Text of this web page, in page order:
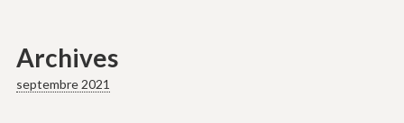
Archives
septembre 2021